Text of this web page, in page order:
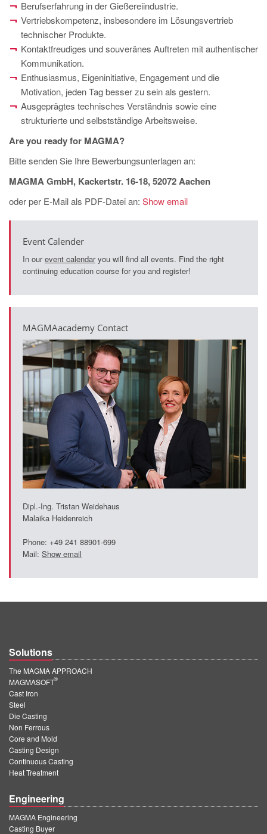
Berufserfahrung in der Gießereiindustrie.
Vertriebskompetenz, insbesondere im Lösungsvertrieb
technischer Produkte.
Kontaktfreudiges und souveränes Auftreten mit authentischer
Kommunikation.
Enthusiasmus, Eigeninitiative, Engagement und die
Motivation, jeden Tag besser zu sein als gestern.
Ausgeprägtes technisches Verständnis sowie eine
strukturierte und selbstständige Arbeitsweise.
Are you ready for MAGMA?
Bitte senden Sie Ihre Bewerbungsunterlagen an:
MAGMA GmbH, Kackertstr. 16-18, 52072 Aachen
oder per E-Mail als PDF-Datei an: Show email
Event Calender
In ourevent calendaryou will find all events. Find the right
continuing education course for you and register!
MAGMAacademy Contact
Dipl.-Ing. Tristan Weidehaus
Malaika Heidenreich
Phone: +49 241 88901-699
Mail: Show email
Solutions
The MAGMA APPROACH
MAGMASOFT
®
Cast Iron
Steel
Die Casting
Non Ferrous
Core and Mold
Casting Design
Continuous Casting
Heat Treatment
Engineering
MAGMA Engineering
Casting Buyer